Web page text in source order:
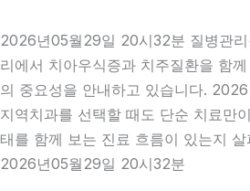
2026년05월29일 20시32분 질병관
리에서 치아우식증과 치주질환을 함
의 중요성을 안내하고 있습니다.
지역치과를 선택할 때도 단순 치료만
태를 함께 보는 진료 흐름이 있는지
2026년05월29일 20시32분